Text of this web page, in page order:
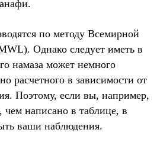
по методу Всемирной
Однако следует иметь в
намаза может немного
расчетного в зависимости от
Поэтому, если вы, например,
чем написано в таблице, в
ваши наблюдения.